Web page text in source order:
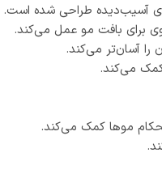
آسیب‌دیده طراحی شده است.
برای بافت مو عمل می‌کند.
را آسان‌تر می‌کند.
می‌کند.
موها کمک می‌کند.